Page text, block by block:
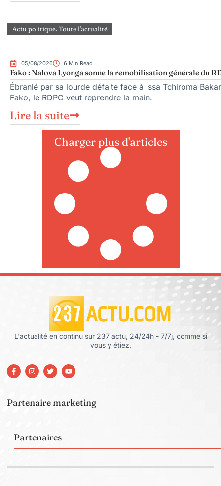
Actu politique,Toute l'actualité
05/08/2026 6 Min Read
Fako : Nalova Lyonga sonne la remobilisation générale du
Ébranlé par sa lourde défaite face à Issa Tchiroma
Fako, le RDPC veut reprendre la main.
Lire la suite
Charger plus d'articles
L'actualité en continu sur 237 actu, 24/24h - 7/7j, comme si
vous y étiez.
Partenaire marketing
Partenaires